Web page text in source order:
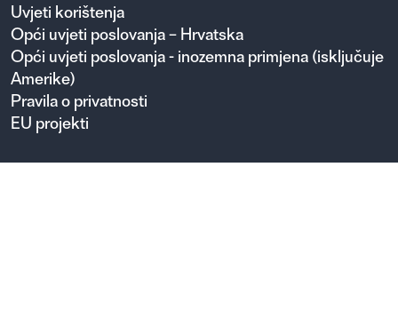
Uvjeti korištenja
Opći uvjeti poslovanja – Hrvatska
Opći uvjeti poslovanja - inozemna primjena (isključuje
Amerike)
Pravila o privatnosti
EU projekti